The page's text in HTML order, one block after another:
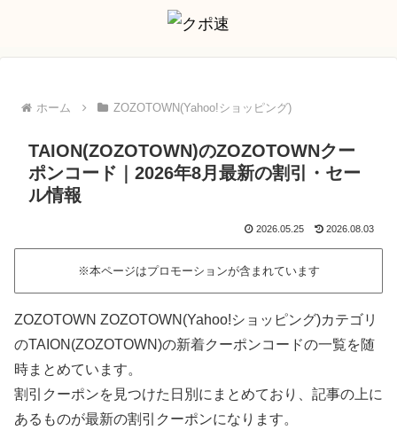
ホーム ZOZOTOWN(Yahoo!ショッピング)
TAION(ZOZOTOWN)のZOZOTOWNクー
ポンコード｜2026年8月最新の割引・セー
ル情報
2026.05.25 2026.08.03
※本ページはプロモーションが含まれています
ZOZOTOWN ZOZOTOWN(Yahoo!ショッピング)カテゴリ
のTAION(ZOZOTOWN)の新着クーポンコードの一覧を随
時まとめています。
割引クーポンを見つけた日別にまとめており、記事の上に
あるものが最新の割引クーポンになります。